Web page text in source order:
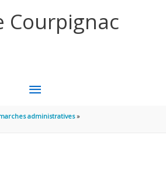
Courpignac
MENU
PRINCIPAL
administratives